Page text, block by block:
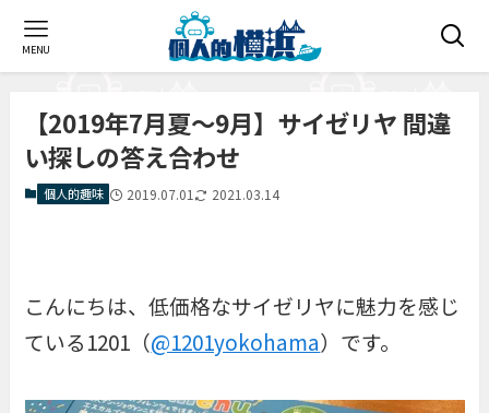
MENU
【2019年7月夏〜9月】サイゼリヤ 間違
い探しの答え合わせ
個人的趣味 2019.07.01 2021.03.14
こんにちは、低価格なサイゼリヤに魅力を感じ
ている1201（@1201yokohama）です。